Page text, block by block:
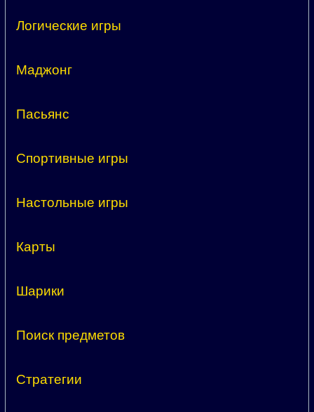
Логические игры
Маджонг
Пасьянс
Спортивные игры
Настольные игры
Карты
Шарики
Поиск предметов
Стратегии